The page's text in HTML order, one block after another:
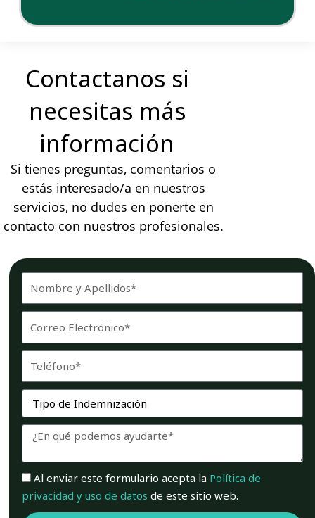
Contactanos si
necesitas más
información
Si tienes preguntas, comentarios o
estás interesado/a en nuestros
servicios, no dudes en ponerte en
contacto con nuestros profesionales.
Servicio
Mensaje
Aceptación
Al enviar este formulario acepta la Política de
privacidad y uso de datos de este sitio web.